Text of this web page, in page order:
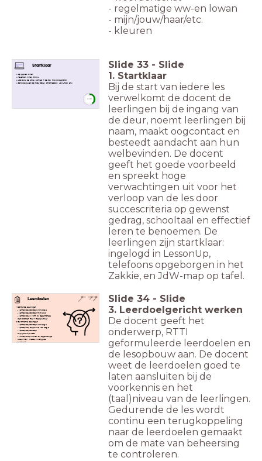
- regelmatige ww-en lowan
- mijn/jouw/haar/etc.
- kleuren
Startklaar
Op je plek zitten
Telefoon in hetZakkie
Jas over de stoel, oortjes in de tas, tas op de grond
Schoolspullen op tafel: Boek, Chromebook, JdW-map, etui
Slide 33 - Slide
1. Startklaar
Bij de start van iedere les
verwelkomt de docent de
leerlingen bij de ingang van
de deur, noemt leerlingen bij
naam, maakt oogcontact en
besteedt aandacht aan hun
welbevinden. De docent
geeft het goede voorbeeld
en spreekt hoge
verwachtingen uit voor het
verloop van de les door
succescriteria op gewenst
gedrag, schooltaal en effectief
leren te benoemen. De
leerlingen zijn startklaar:
ingelogd in LessonUp,
telefoons opgeborgen in het
Zakkie, en JdW-map op tafel.
Leerdoelen
Startende leerlingen
- kennen de woorden van dag 2
- kennen de woorden mijn/jouw
- kennen de ik vorm bij regelmatige
werkwoorden met 1 medeklinker
Gevorderde leerlingen
- kennen de woorden van dag 2
- kennen het meervoud van dag 2
- kennen de woorden
mijn/jouw/zijn/haar
- kunnen alle vormen bij regelmatige
ww-en met 1 medeklinker goed
schrijven
Slide 34 - Slide
3. Leerdoelgericht werken
De docent geeft het
onderwerp, RTTI
geformuleerde leerdoelen en
de lesopbouw aan. De docent
weet de leerdoelen goed te
laten aansluiten bij de
voorkennis en het
(taal)niveau van de leerlingen.
Gedurende de les wordt
continu een terugkoppeling
naar de leerdoelen gemaakt
om de mate van beheersing
te controleren.